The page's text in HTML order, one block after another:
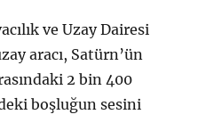
ve Uzay Dairesi
aracı, Satürn’ün
2 bin 400
boşluğun sesini